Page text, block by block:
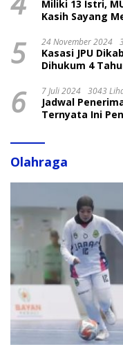
Miliki 13 Istri,
Kasih Sayang
5 24 November 2024
Kasasi JPU
Dihukum 4
6 7 Juli 2024 3043
Jadwal
Ternyata Ini
Olahraga